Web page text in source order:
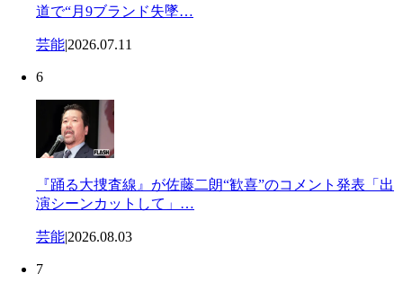
道で“月9ブランド失墜…
芸能|2026.07.11
6
『踊る大捜査線』が佐藤二朗“歓喜”のコメント発表「出
演シーンカットして」…
芸能|2026.08.03
7